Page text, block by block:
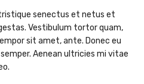
senectus et netus et
Vestibulum tortor quam,
sit amet, ante. Donec eu
Aenean ultricies mi vitae